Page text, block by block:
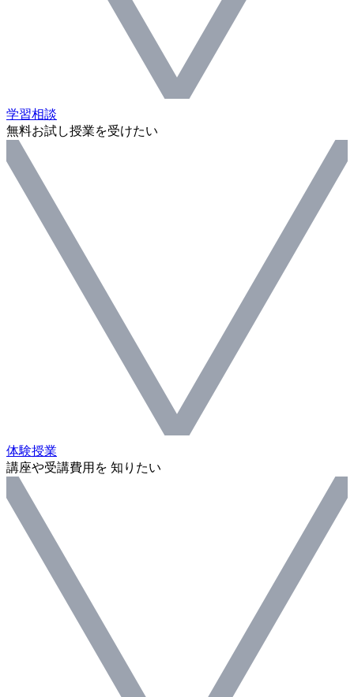
学習相談
無料お試し授業を受けたい
体験授業
講座や受講費用を 知りたい